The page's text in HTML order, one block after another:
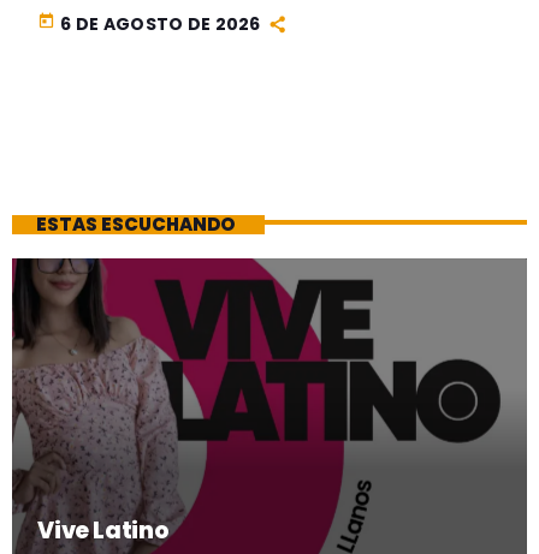
today 6 DE AGOSTO DE 2026
ESTAS ESCUCHANDO
Vive Latino